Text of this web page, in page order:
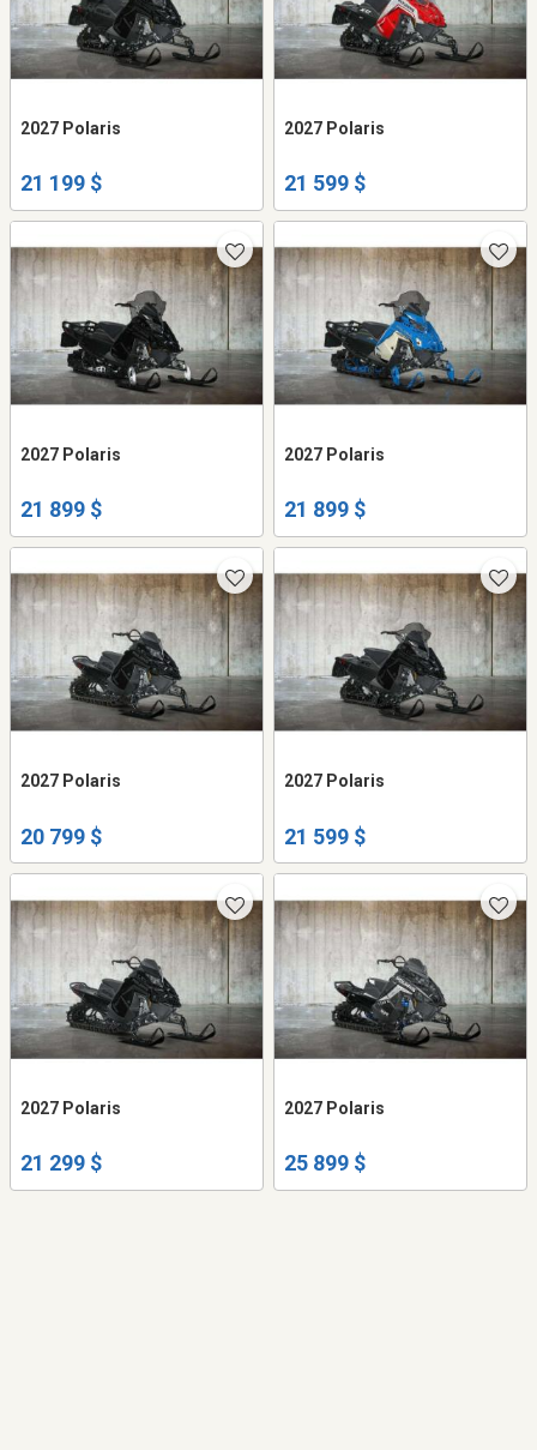
2027 Polaris
21 199 $
2027 Polaris
21 599 $
2027 Polaris
21 899 $
2027 Polaris
21 899 $
2027 Polaris
20 799 $
2027 Polaris
21 599 $
2027 Polaris
21 299 $
2027 Polaris
25 899 $